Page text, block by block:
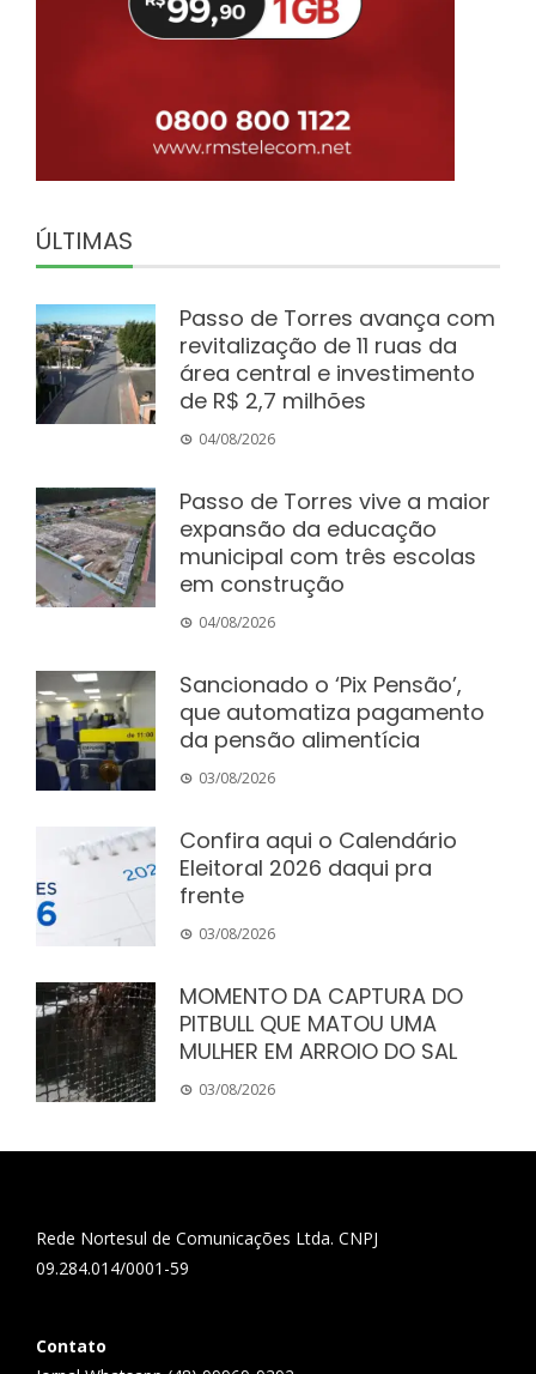
ÚLTIMAS
Passo de Torres avança com
revitalização de 11 ruas da
área central e investimento
de R$ 2,7 milhões
04/08/2026
Passo de Torres vive a maior
expansão da educação
municipal com três escolas
em construção
04/08/2026
Sancionado o ‘Pix Pensão’,
que automatiza pagamento
da pensão alimentícia
03/08/2026
Confira aqui o Calendário
Eleitoral 2026 daqui pra
frente
03/08/2026
MOMENTO DA CAPTURA DO
PITBULL QUE MATOU UMA
MULHER EM ARROIO DO SAL
03/08/2026
Rede Nortesul de Comunicações Ltda. CNPJ
09.284.014/0001-59
Contato